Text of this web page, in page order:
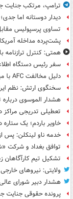
ترامپ، مرتکب
دیدار دوستانه اما جدی؛ اینتر ۲-
تساوی پرسپولیس مقابل
پشت‌پرده مداخله
همتی: کنترل
سفر رئیس دستگاه
دلیل مخالفت AFC با میزبانی آبی‌ها در عراق
سخنگوی ارتش: نظم
هشدار الموسوی
تعطیلی تدریجی
خاویر باردم؛ یک
خدمه ناو لینکلن: پس از ۸ ماه حضور در دریا خسته و درمانده‌ شدیم
توافق بغداد و شرکت
تشکیل تیم کارآگاهان
ولایتی: نیروهای
هشدار دبیر شورای
پرونده حقوقی جنایت